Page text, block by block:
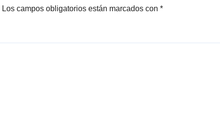
Los campos obligatorios están marcados con *